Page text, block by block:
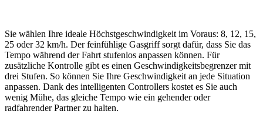
Sie wählen Ihre ideale Höchstgeschwindigkeit im Voraus: 8, 12, 15,
25 oder 32 km/h. Der feinfühlige Gasgriff sorgt dafür, dass Sie das
Tempo während der Fahrt stufenlos anpassen können. Für
zusätzliche Kontrolle gibt es einen Geschwindigkeitsbegrenzer mit
drei Stufen. So können Sie Ihre Geschwindigkeit an jede Situation
anpassen. Dank des intelligenten Controllers kostet es Sie auch
wenig Mühe, das gleiche Tempo wie ein gehender oder
radfahrender Partner zu halten.